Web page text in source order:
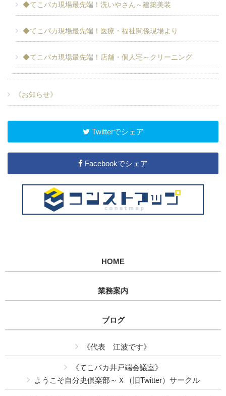
◆てこパカ現場最先端！洗いやさん～建築美装
◆てこパカ現場最先端！医療・福祉関係現場より
◆てこパカ現場最先端！店舗・個人宅～クリーニング
《お知らせ》
Twitterでシェア
Facebookでシェア
HOME
業務案内
ブログ
《代表 江波です》
《てこパカ井戸端会議室》
ようこそ自分史倶楽部～Ｘ（旧Twitter）サークル